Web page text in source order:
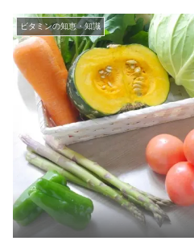
ビタミンの知恵・知識